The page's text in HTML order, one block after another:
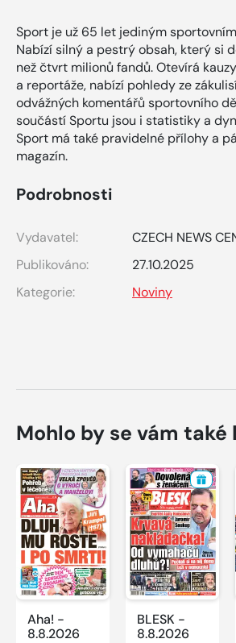
Sport je už 65 let jediným
Nabízí silný a pestrý obsah, který si
než čtvrt milionů fandů. Otevírá
a reportáže, nabízí pohledy ze
odvážných komentářů sportovního
součástí Sportu jsou i statistiky a
Sport má také pravidelné přílohy a
magazín.
Podrobnosti
Vydavatel:
CZECH NEWS
Publikováno:
27.10.2025
Kategorie:
Noviny
Mohlo by se vám
Aha! -
8.8.2026
BLESK -
8.8.2026